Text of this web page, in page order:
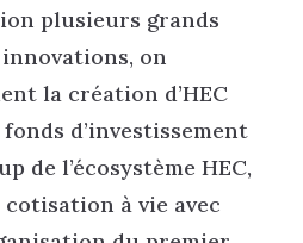
plusieurs grands
on
la création d’HEC
d’investissement
de l’écosystème HEC,
à vie avec